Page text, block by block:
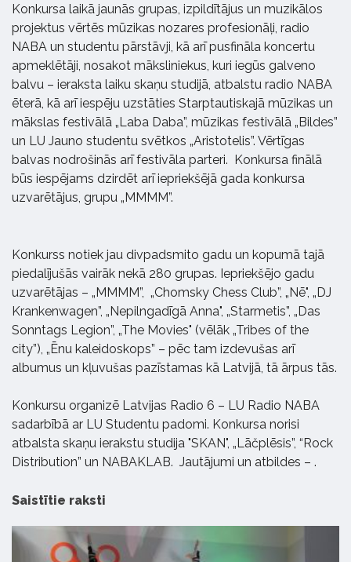
Konkursa laikā jaunās grupas, izpildītājus un muzikālos
projektus vērtēs mūzikas nozares profesionāļi, radio
NABA un studentu pārstāvji, kā arī pusfināla koncertu
apmeklētāji, nosakot māksliniekus, kuri iegūs galveno
balvu – ieraksta laiku skaņu studijā, atbalstu radio NABA
ēterā, kā arī iespēju uzstāties Starptautiskajā mūzikas un
mākslas festivālā „Laba Daba”, mūzikas festivālā „Bildes”
un LU Jauno studentu svētkos „Aristotelis”. Vērtīgas
balvas nodrošinās arī festivāla parteri. Konkursa finālā
būs iespējams dzirdēt arī iepriekšējā gada konkursa
uzvarētājus, grupu „MMMM”.
Konkurss notiek jau divpadsmito gadu un kopumā tajā
piedalījušās vairāk nekā 280 grupas. Iepriekšējo gadu
uzvarētājas – „MMMM”, „Chomsky Chess Club”, „Nē", „DJ
Krankenwagen”, „Nepilngadīgā Anna", „Starmetis”, „Das
Sonntags Legion”, „The Movies" (vēlāk „Tribes of the
city”), „Ēnu kaleidoskops” – pēc tam izdevušas arī
albumus un kļuvušas pazīstamas kā Latvijā, tā ārpus tās.
Konkursu organizē Latvijas Radio 6 – LU Radio NABA
sadarbībā ar LU Studentu padomi. Konkursa norisi
atbalsta skaņu ierakstu studija "SKAN", „Lāčplēsis”, “Rock
Distribution” un NABAKLAB. Jautājumi un atbildes – .
Saistītie raksti